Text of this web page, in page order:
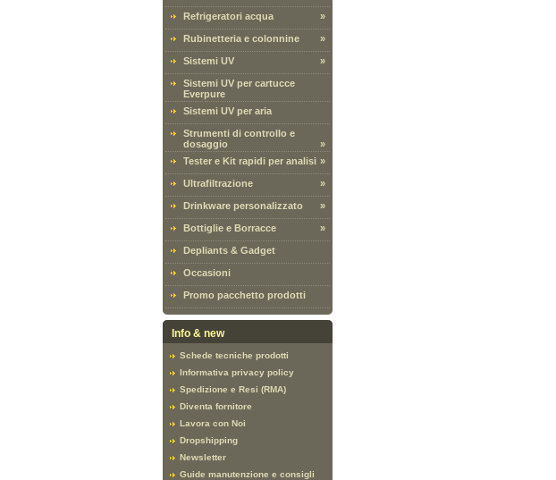
Refrigeratori acqua »
Rubinetteria e colonnine »
Sistemi UV »
Sistemi UV per cartucce
Everpure
Sistemi UV per aria
Strumenti di controllo e
dosaggio
»
Tester e Kit rapidi per analisi »
Ultrafiltrazione »
Drinkware personalizzato »
Bottiglie e Borracce »
Depliants & Gadget
Occasioni
Promo pacchetto prodotti
Info & new
Schede tecniche prodotti
Informativa privacy policy
Spedizione e Resi (RMA)
Diventa fornitore
Lavora con Noi
Dropshipping
Newsletter
Guide manutenzione e consigli